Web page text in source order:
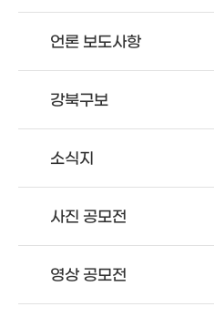
언론 보도사항
강북구보
소식지
사진 공모전
영상 공모전